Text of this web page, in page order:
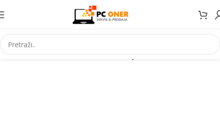
Početna Informatika Potrošni materijal Toneri